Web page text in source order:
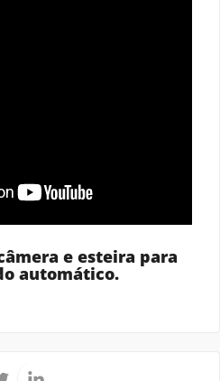
e esteira para
automático.